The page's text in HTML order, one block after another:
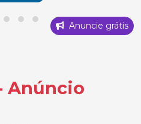
Anuncie grátis
Anúncio